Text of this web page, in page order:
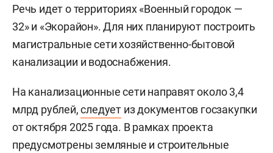
Речь идет о территориях «Военный городок —
32» и «Экорайон». Для них планируют построить
магистральные сети хозяйственно-бытовой
канализации и водоснабжения.
На канализационные сети направят около 3,4
млрд рублей,следует из документов госзакупки
от октября 2025 года. В рамках проекта
предусмотрены земляные и строительные